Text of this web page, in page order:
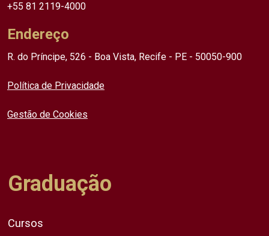
+55 81 2119-4000
Endereço
R. do Príncipe, 526 - Boa Vista, Recife - PE - 50050-900
Política de Privacidade
Gestão de Cookies
Graduação
Cursos